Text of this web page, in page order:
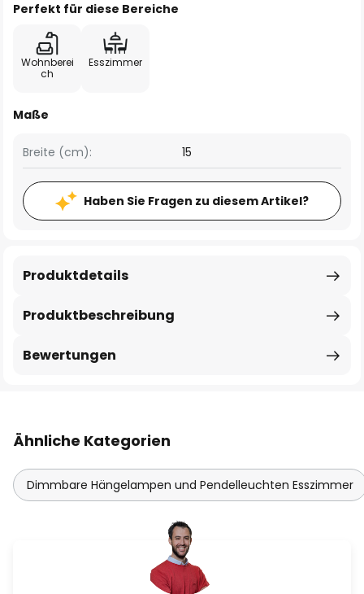
Perfekt für diese Bereiche
Wohnberei
ch
Esszimmer
Maße
Breite (cm): 15
Haben Sie Fragen zu diesem Artikel?
Produktbeschreibung
Produktdetails
Bewertungen
Ähnliche Kategorien
Dimmbare Hängelampen und Pendelleuchten Esszimmer